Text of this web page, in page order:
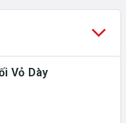
Vỏ Dày